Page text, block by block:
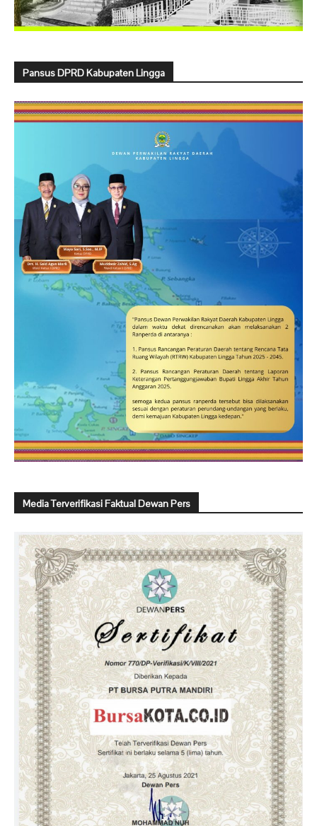
Pansus DPRD Kabupaten Lingga
Media Terverifikasi Faktual Dewan Pers